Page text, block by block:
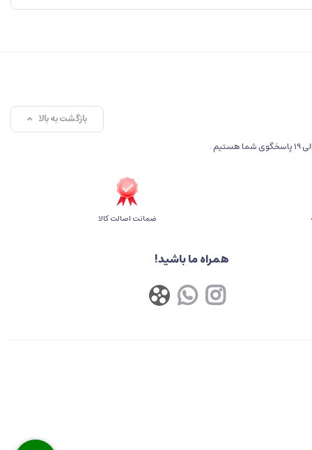
بازگشت به بالا
ضمانت اصالت کالا
همراه ما باشید!